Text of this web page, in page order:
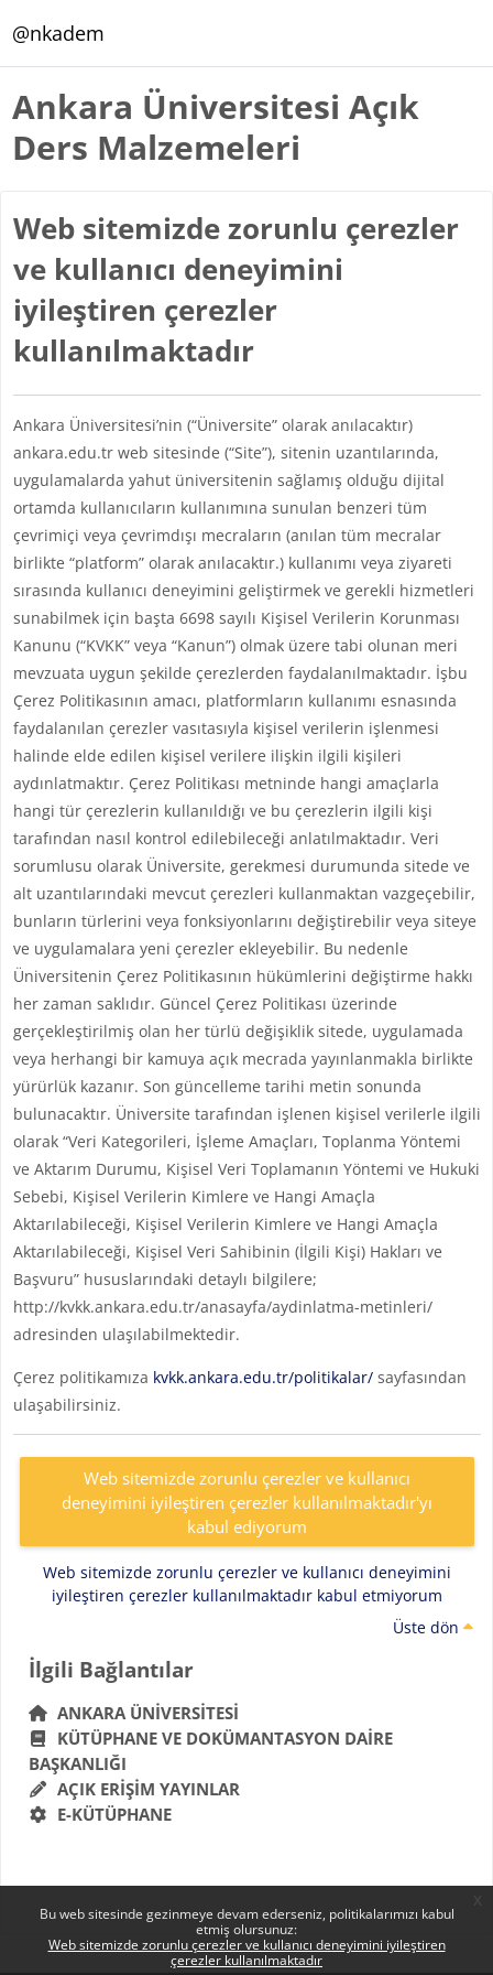
Bu web sitesinde gezinmeye devam ederseniz, politikalarımızı kabul
etmiş olursunuz:
Web sitemizde zorunlu çerezler ve kullanıcı deneyimini iyileştiren
çerezler kullanılmaktadır
@nkadem
Ankara Üniversitesi Açık
Ders Malzemeleri
Web sitemizde zorunlu çerezler
ve kullanıcı deneyimini
iyileştiren çerezler
kullanılmaktadır
Ankara Üniversitesi’nin (“Üniversite” olarak anılacaktır)
ankara.edu.tr web sitesinde (“Site”), sitenin uzantılarında,
uygulamalarda yahut üniversitenin sağlamış olduğu dijital
ortamda kullanıcıların kullanımına sunulan benzeri tüm
çevrimiçi veya çevrimdışı mecraların (anılan tüm mecralar
birlikte “platform” olarak anılacaktır.) kullanımı veya ziyareti
sırasında kullanıcı deneyimini geliştirmek ve gerekli hizmetleri
sunabilmek için başta 6698 sayılı Kişisel Verilerin Korunması
Kanunu (“KVKK” veya “Kanun”) olmak üzere tabi olunan meri
mevzuata uygun şekilde çerezlerden faydalanılmaktadır. İşbu
Çerez Politikasının amacı, platformların kullanımı esnasında
faydalanılan çerezler vasıtasıyla kişisel verilerin işlenmesi
halinde elde edilen kişisel verilere ilişkin ilgili kişileri
aydınlatmaktır. Çerez Politikası metninde hangi amaçlarla
hangi tür çerezlerin kullanıldığı ve bu çerezlerin ilgili kişi
tarafından nasıl kontrol edilebileceği anlatılmaktadır. Veri
sorumlusu olarak Üniversite, gerekmesi durumunda sitede ve
alt uzantılarındaki mevcut çerezleri kullanmaktan vazgeçebilir,
bunların türlerini veya fonksiyonlarını değiştirebilir veya siteye
ve uygulamalara yeni çerezler ekleyebilir. Bu nedenle
Üniversitenin Çerez Politikasının hükümlerini değiştirme hakkı
her zaman saklıdır. Güncel Çerez Politikası üzerinde
gerçekleştirilmiş olan her türlü değişiklik sitede, uygulamada
veya herhangi bir kamuya açık mecrada yayınlanmakla birlikte
yürürlük kazanır. Son güncelleme tarihi metin sonunda
bulunacaktır. Üniversite tarafından işlenen kişisel verilerle ilgili
olarak “Veri Kategorileri, İşleme Amaçları, Toplanma Yöntemi
ve Aktarım Durumu, Kişisel Veri Toplamanın Yöntemi ve Hukuki
Sebebi, Kişisel Verilerin Kimlere ve Hangi Amaçla
Aktarılabileceği, Kişisel Verilerin Kimlere ve Hangi Amaçla
Aktarılabileceği, Kişisel Veri Sahibinin (İlgili Kişi) Hakları ve
Başvuru” hususlarındaki detaylı bilgilere;
http://kvkk.ankara.edu.tr/anasayfa/aydinlatma-metinleri/
adresinden ulaşılabilmektedir.
Çerez politikamıza kvkk.ankara.edu.tr/politikalar/sayfasından
ulaşabilirsiniz.
Web sitemizde zorunlu çerezler ve kullanıcı
deneyimini iyileştiren çerezler kullanılmaktadır'yı
kabul ediyorum
Web sitemizde zorunlu çerezler ve kullanıcı deneyimini
iyileştiren çerezler kullanılmaktadır kabul etmiyorum
Üste dön
Bloklar
İlgili Bağlantılar 'yı atla
İlgili Bağlantılar
ANKARA ÜNIVERSITESI
KÜTÜPHANE VE DOKÜMANTASYON DAIRE
BAŞKANLIĞI
AÇIK ERIŞIM YAYINLAR
E-KÜTÜPHANE